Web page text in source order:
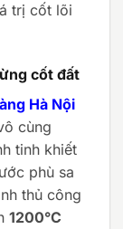
trị cốt lõi
cốt đất
Hà Nội
cùng
tinh khiết
phù sa
thủ công
1200°C